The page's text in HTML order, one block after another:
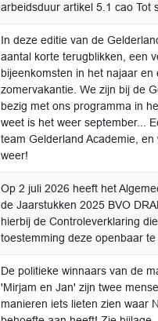
arbeidsduur artikel 5.1 cao Tot
In deze editie van de
aantal korte terugblikken, een
bijeenkomsten in het najaar en
zomervakantie. We zijn bij de
bezig met ons programma in
weet is het weer september...
team Gelderland Academie, en
weer!
Op 2 juli 2026 heeft het
de Jaarstukken 2025 BVO
hierbij de Controleverklaring
toestemming deze openbaar te
De politieke winnaars van de
'Mirjam en Jan' zijn twee
manieren iets lieten zien waar